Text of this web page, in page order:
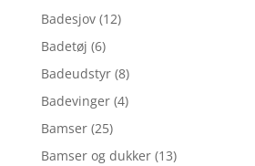
Badesjov (12)
Badetøj (6)
Badeudstyr (8)
Badevinger (4)
Bamser (25)
Bamser og dukker (13)